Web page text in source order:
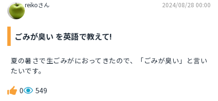
reikoさん 2024/08/28 00:00
ごみが臭い を英語で教えて!
夏の暑さで生ごみがにおってきたので、「ごみが臭い」と言い
たいです。
0 549